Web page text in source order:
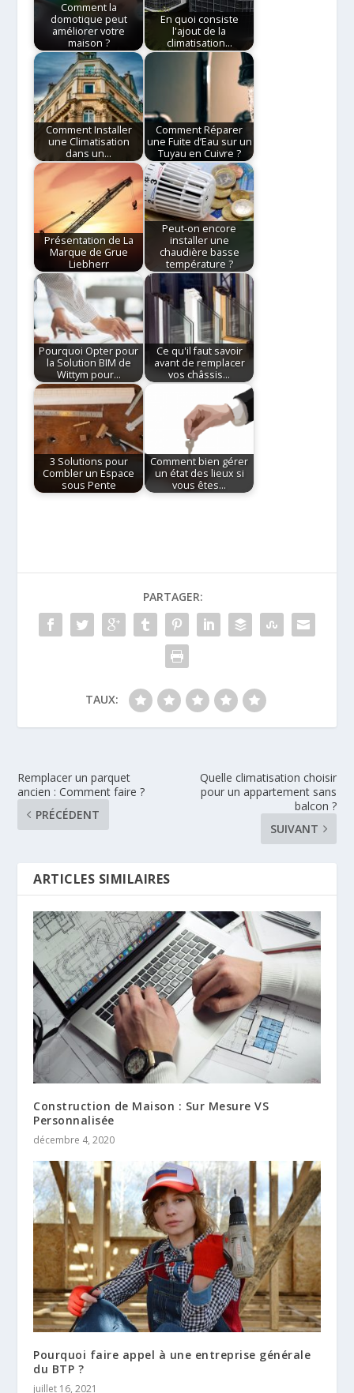
Comment la
domotique peut
améliorer votre
maison ?
En quoi consiste
l'ajout de la
climatisation…
Comment Installer
une Climatisation
dans un…
Comment Réparer
une Fuite d’Eau sur un
Tuyau en Cuivre ?
Présentation de La
Marque de Grue
Liebherr
Peut-on encore
installer une
chaudière basse
température ?
Pourquoi Opter pour
la Solution BIM de
Wittym pour…
Ce qu'il faut savoir
avant de remplacer
vos châssis…
3 Solutions pour
Combler un Espace
sous Pente
Comment bien gérer
un état des lieux si
vous êtes…
PARTAGER:
TAUX:
Remplacer un parquet
ancien : Comment faire ?
PRÉCÉDENT
Quelle climatisation choisir
pour un appartement sans
balcon ?
SUIVANT
ARTICLES SIMILAIRES
Construction de Maison : Sur Mesure VS
Personnalisée
décembre 4, 2020
Pourquoi faire appel à une entreprise générale
du BTP ?
juillet 16, 2021